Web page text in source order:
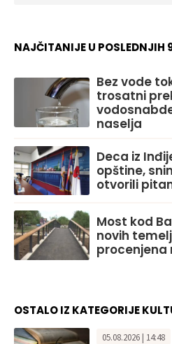
NAJČITANIJE U POSLEDNJIH
Bez vode
trosatni
naselja
Deca iz
opštine,
otvorili
Most kod
novih
procenjena
OSTALO IZ KATEGORIJE
05.08.2026 | 14:48